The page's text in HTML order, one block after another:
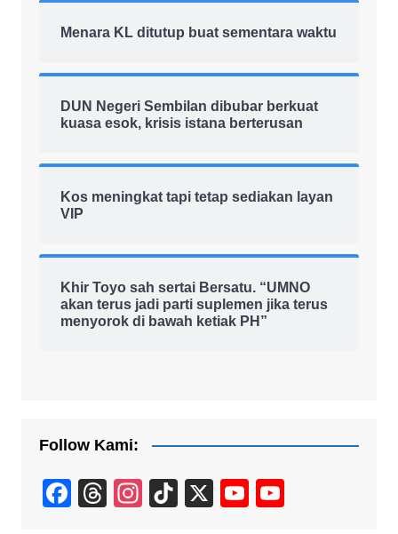
Menara KL ditutup buat sementara waktu
DUN Negeri Sembilan dibubar berkuat
kuasa esok, krisis istana berterusan
Kos meningkat tapi tetap sediakan layan
VIP
Khir Toyo sah sertai Bersatu. “UMNO
akan terus jadi parti suplemen jika terus
menyorok di bawah ketiak PH”
Follow Kami:
F
T
In
Ti
X
Y